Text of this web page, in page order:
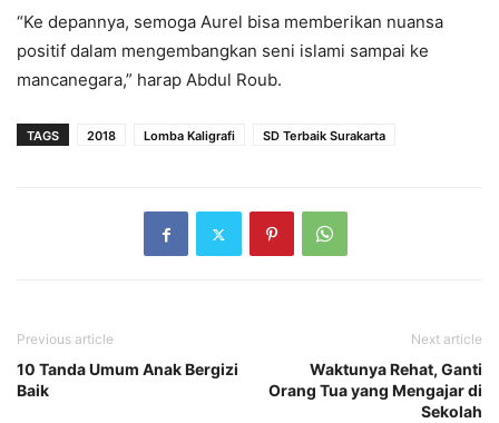
“Ke depannya, semoga Aurel bisa memberikan nuansa
positif dalam mengembangkan seni islami sampai ke
mancanegara,” harap Abdul Roub.
TAGS 2018 Lomba Kaligrafi SD Terbaik Surakarta
Previous article
10 Tanda Umum Anak Bergizi
Baik
Next article
Waktunya Rehat, Ganti
Orang Tua yang Mengajar di
Sekolah